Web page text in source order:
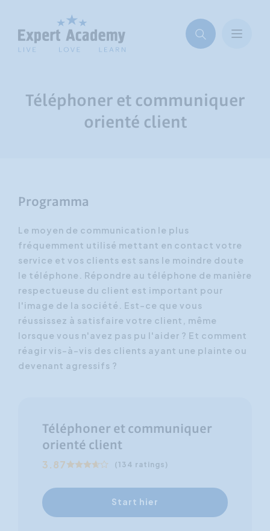
Téléphoner et communiquer
orienté client
Programma
Le moyen de communication le plus
fréquemment utilisé mettant en contact votre
service et vos clients est sans le moindre doute
le téléphone. Répondre au téléphone de manière
respectueuse du client est important pour
l'image de la société. Est-ce que vous
réussissez à satisfaire votre client, même
lorsque vous n'avez pas pu l'aider ? Et comment
réagir vis-à-vis des clients ayant une plainte ou
devenant agressifs ?
Téléphoner et communiquer
orienté client
3.87 (134 ratings)
Start hier